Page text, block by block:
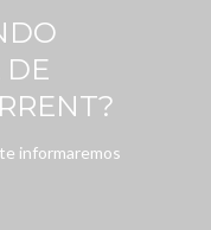
DE
informaremos